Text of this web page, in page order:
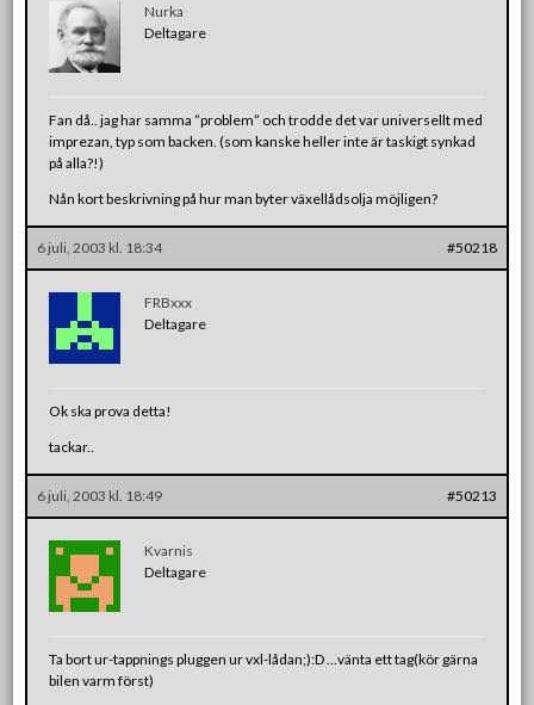
Nurka
Deltagare
Fan då.. jag har samma ”problem” och trodde det var universellt med
imprezan, typ som backen. (som kanske heller inte är taskigt synkad
på alla?!)
Nån kort beskrivning på hur man byter växellådsolja möjligen?
6 juli, 2003 kl. 18:34 #50218
FRBxxx
Deltagare
Ok ska prova detta!
tackar..
6 juli, 2003 kl. 18:49 #50213
Kvarnis
Deltagare
Ta bort ur-tappnings pluggen ur vxl-lådan;):D …vänta ett tag(kör gärna
bilen varm först)